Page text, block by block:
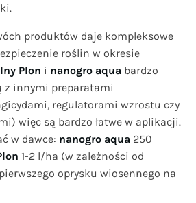
produktów daje kompleksowe
roślin w okresie
Plon i nanogro aqua bardzo
z innymi preparatami
regulatorami wzrostu czy
więc są bardzo łatwe w aplikacji.
w dawce: nanogro aqua 250
1-2 l/ha (w zależności od
oprysku wiosennego na